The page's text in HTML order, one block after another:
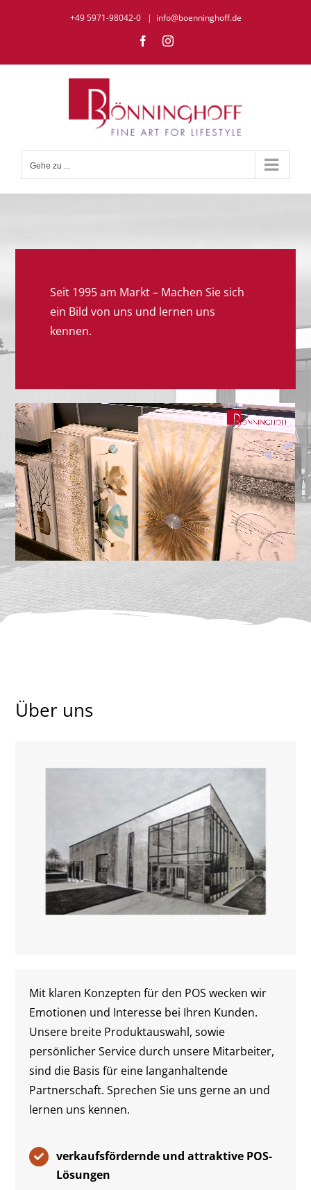
+49 5971-98042-0 | info@boenninghoff.de
FacebookInstagram
Gehe zu ...
Seit 1995 am Markt – Machen Sie sich
ein Bild von uns und lernen uns
kennen.
Über uns
Mit klaren Konzepten für den POS wecken wir
Emotionen und Interesse bei Ihren Kunden.
Unsere breite Produktauswahl, sowie
persönlicher Service durch unsere Mitarbeiter,
sind die Basis für eine langanhaltende
Partnerschaft. Sprechen Sie uns gerne an und
lernen uns kennen.
verkaufsfördernde und attraktive POS-
Lösungen